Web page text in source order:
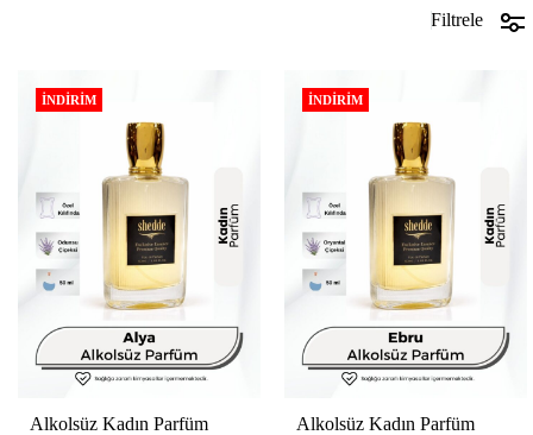
Filtrele
İNDIRIM
Alkolsüz Kadın Parfüm
İNDIRIM
Alkolsüz Kadın Parfüm